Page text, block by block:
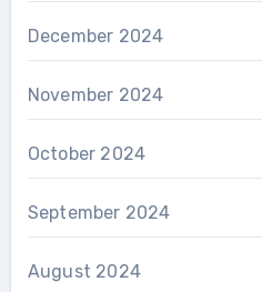
December 2024
November 2024
October 2024
September 2024
August 2024